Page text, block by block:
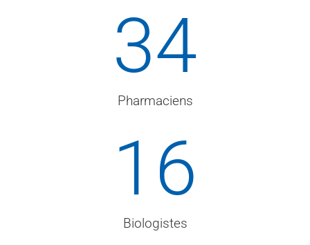
Pharmaciens
34
Biologistes
16